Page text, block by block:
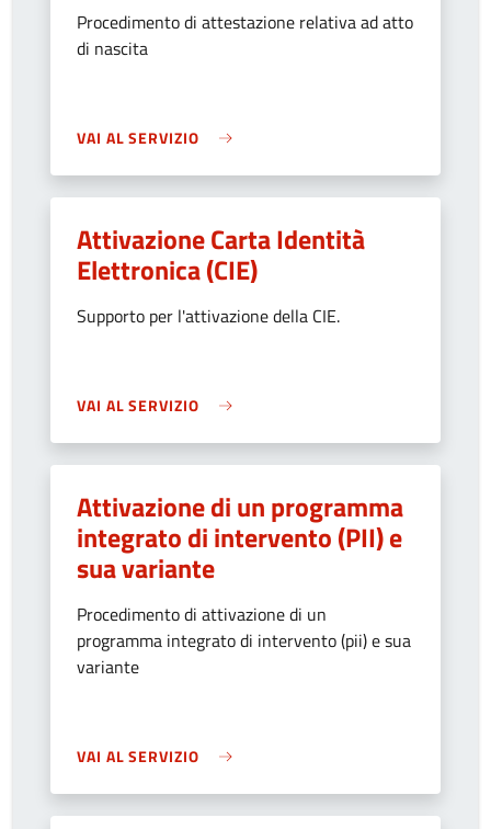
Procedimento di attestazione relativa ad atto
di nascita
VAI AL SERVIZIO
Attivazione Carta Identità
Elettronica (CIE)
Supporto per l'attivazione della CIE.
VAI AL SERVIZIO
Attivazione di un programma
integrato di intervento (PII) e
sua variante
Procedimento di attivazione di un
programma integrato di intervento (pii) e sua
variante
VAI AL SERVIZIO